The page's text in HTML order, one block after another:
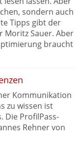
sondern auch
Tipps gibt der
Moritz Sauer. Aber
braucht
Kommunikation
zu wissen ist
Die ProfilPass-
Rehner von